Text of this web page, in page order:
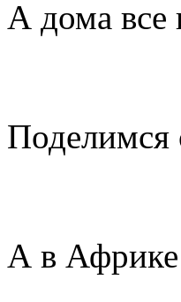
А дома
Поделимся
А в Африке